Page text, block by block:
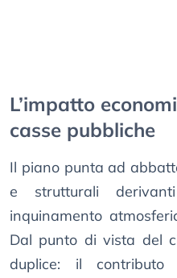
L’impatto
casse pubbliche
Il piano punta ad
e strutturali
inquinamento
Dal punto di vista del
duplice: il contributo